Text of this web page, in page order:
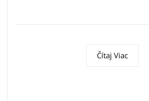
Čítaj Viac